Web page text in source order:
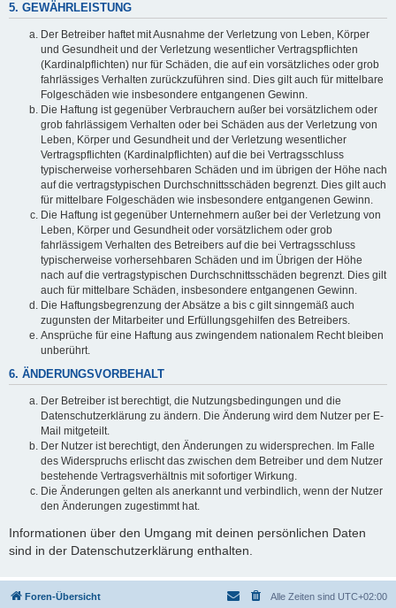
5. GEWÄHRLEISTUNG
Der Betreiber haftet mit Ausnahme der Verletzung von Leben, Körper
und Gesundheit und der Verletzung wesentlicher Vertragspflichten
(Kardinalpflichten) nur für Schäden, die auf ein vorsätzliches oder grob
fahrlässiges Verhalten zurückzuführen sind. Dies gilt auch für mittelbare
Folgeschäden wie insbesondere entgangenen Gewinn.
Die Haftung ist gegenüber Verbrauchern außer bei vorsätzlichem oder
grob fahrlässigem Verhalten oder bei Schäden aus der Verletzung von
Leben, Körper und Gesundheit und der Verletzung wesentlicher
Vertragspflichten (Kardinalpflichten) auf die bei Vertragsschluss
typischerweise vorhersehbaren Schäden und im übrigen der Höhe nach
auf die vertragstypischen Durchschnittsschäden begrenzt. Dies gilt auch
für mittelbare Folgeschäden wie insbesondere entgangenen Gewinn.
Die Haftung ist gegenüber Unternehmern außer bei der Verletzung von
Leben, Körper und Gesundheit oder vorsätzlichem oder grob
fahrlässigem Verhalten des Betreibers auf die bei Vertragsschluss
typischerweise vorhersehbaren Schäden und im Übrigen der Höhe
nach auf die vertragstypischen Durchschnittsschäden begrenzt. Dies gilt
auch für mittelbare Schäden, insbesondere entgangenen Gewinn.
Die Haftungsbegrenzung der Absätze a bis c gilt sinngemäß auch
zugunsten der Mitarbeiter und Erfüllungsgehilfen des Betreibers.
Ansprüche für eine Haftung aus zwingendem nationalem Recht bleiben
unberührt.
6. ÄNDERUNGSVORBEHALT
Der Betreiber ist berechtigt, die Nutzungsbedingungen und die
Datenschutzerklärung zu ändern. Die Änderung wird dem Nutzer per E-
Mail mitgeteilt.
Der Nutzer ist berechtigt, den Änderungen zu widersprechen. Im Falle
des Widerspruchs erlischt das zwischen dem Betreiber und dem Nutzer
bestehende Vertragsverhältnis mit sofortiger Wirkung.
Die Änderungen gelten als anerkannt und verbindlich, wenn der Nutzer
den Änderungen zugestimmt hat.
Informationen über den Umgang mit deinen persönlichen Daten
sind in der Datenschutzerklärung enthalten.
Foren-Übersicht Alle Zeiten sind UTC+02:00